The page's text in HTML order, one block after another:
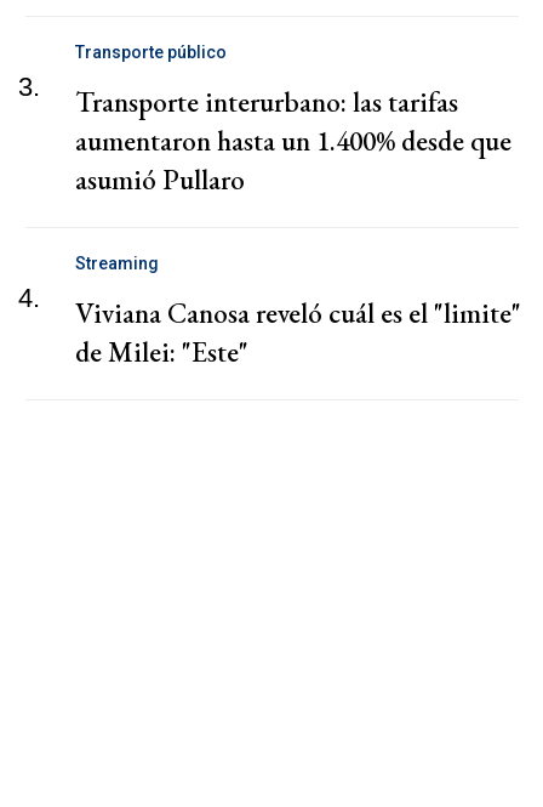
3.
Transporte público
Transporte interurbano: las tarifas
aumentaron hasta un 1.400% desde que
asumió Pullaro
4.
Streaming
Viviana Canosa reveló cuál es el "limite"
de Milei: "Este"